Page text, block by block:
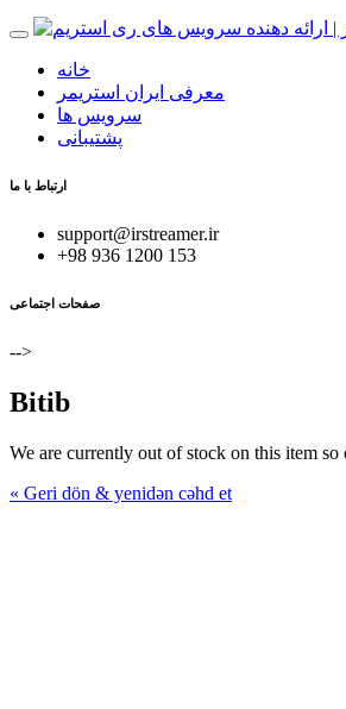
خانه
معرفی ایران استریمر
سرویس ها
پشتیبانی
ارتباط با ما
support@irstreamer.ir
+98 936 1200 153
صفحات اجتماعی
-->
Bitib
We are currently out of stock on this item
« Geri dön & yenidən cəhd et